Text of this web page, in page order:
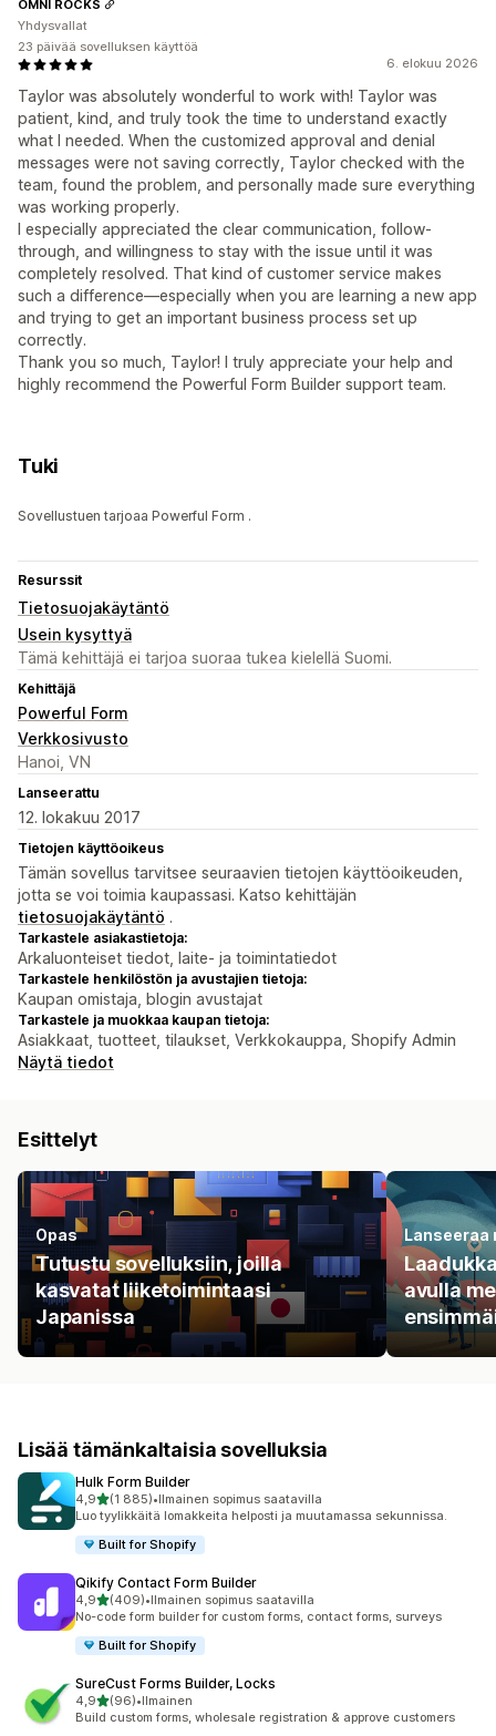
6. elokuu 2026
Taylor was absolutely wonderful to work with! Taylor was
patient, kind, and truly took the time to understand exactly
what I needed. When the customized approval and denial
messages were not saving correctly, Taylor checked with the
team, found the problem, and personally made sure everything
was working properly.
I especially appreciated the clear communication, follow-
through, and willingness to stay with the issue until it was
completely resolved. That kind of customer service makes
such a difference—especially when you are learning a new app
and trying to get an important business process set up
correctly.
Thank you so much, Taylor! I truly appreciate your help and
highly recommend the Powerful Form Builder support team.
OMNI ROCKS
Yhdysvallat
23 päivää sovelluksen käyttöä
Tuki
Sovellustuen tarjoaa Powerful Form .
Resurssit
Tietosuojakäytäntö
Usein kysyttyä
Tämä kehittäjä ei tarjoa suoraa tukea kielellä Suomi.
Kehittäjä
Powerful Form
Verkkosivusto
Hanoi, VN
Lanseerattu
12. lokakuu 2017
Tietojen käyttöoikeus
Tämän sovellus tarvitsee seuraavien tietojen käyttöoikeuden,
jotta se voi toimia kaupassasi. Katso kehittäjän
tietosuojakäytäntö .
Tarkastele asiakastietoja:
Arkaluonteiset tiedot, laite- ja toimintatiedot
Tarkastele henkilöstön ja avustajien tietoja:
Kaupan omistaja, blogin avustajat
Tarkastele ja muokkaa kaupan tietoja:
Asiakkaat, tuotteet, tilaukset, Verkkokauppa, Shopify Admin
Näytä tiedot
Esittelyt
Opas
Tutustu sovelluksiin, joilla
kasvatat liiketoimintaasi
Japanissa
avulla
Lisää tämänkaltaisia sovelluksia
Hulk Form Builder
4,9/ 5 tähteä
(1 885)
1885 arvostelua yhteensä
•Ilmainen sopimus saatavilla
Luo tyylikkäitä lomakkeita helposti ja muutamassa sekunnissa.
Built for Shopify
Qikify Contact Form Builder
4,9/ 5 tähteä
(409)
409 arvostelua yhteensä
•Ilmainen sopimus saatavilla
No-code form builder for custom forms, contact forms, surveys
Built for Shopify
SureCust Forms Builder, Locks
4,9/ 5 tähteä
(96)
96 arvostelua yhteensä
•Ilmainen
Build custom forms, wholesale registration & approve customers